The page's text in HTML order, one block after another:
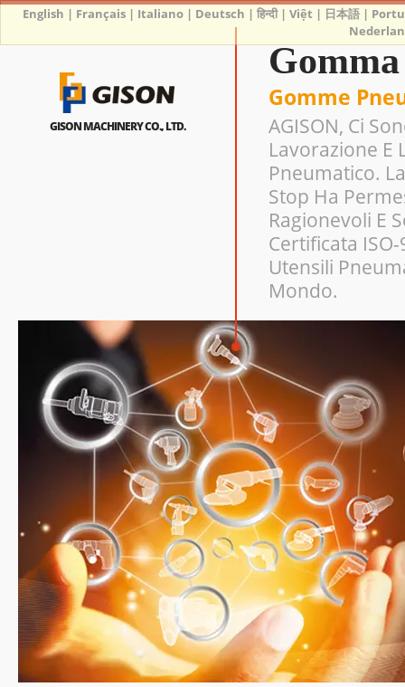
GISON MACHINERY CO., LTD.
Gomme
AGISON, Ci
Lavorazione E
Pneumatico.
Stop Ha
Ragionevoli E
Certificata
Utensili
Mondo.
English | Français | Italiano | Deutsch |हिन्दी|Việt | 日本語 |